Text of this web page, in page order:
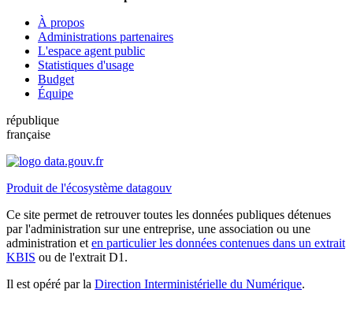
À propos
Administrations partenaires
L'espace agent public
Statistiques d'usage
Budget
Équipe
république
française
Produit de l'écosystème datagouv
Ce site permet de retrouver toutes les données publiques détenues
par l'administration sur une entreprise, une association ou une
administration et en particulier les données contenues dans un extrait
KBIS ou de l'extrait D1.
Il est opéré par la Direction Interministérielle du Numérique.